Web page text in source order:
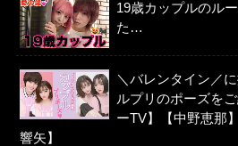
19歳カップルのル
た…
＼バレンタイン／
ルプリのポーズを
ーTV】【中野恵那
響矢】